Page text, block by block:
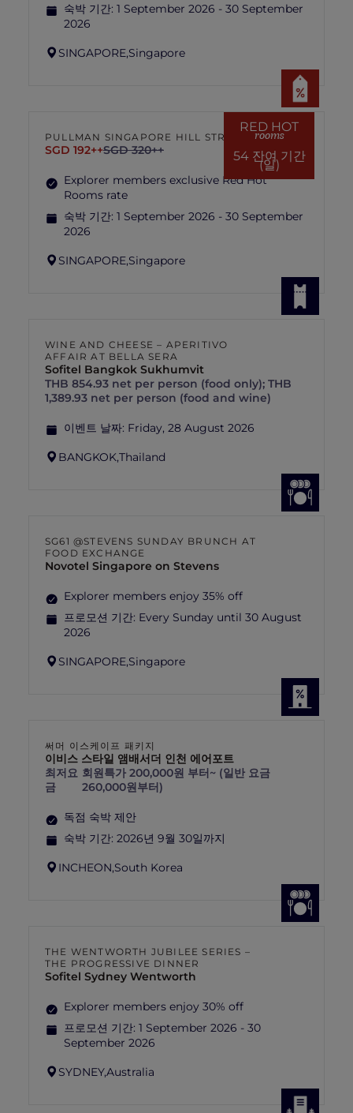
숙박 기간: 1 September 2026 - 30 September
2026
SINGAPORE,Singapore
RED HOT
rooms
54 잔여 기간
(일)
PULLMAN SINGAPORE HILL STREET
SGD 192++SGD 320++
Explorer members exclusive Red Hot
Rooms rate
숙박 기간: 1 September 2026 - 30 September
2026
SINGAPORE,Singapore
WINE AND CHEESE – APERITIVO
AFFAIR AT BELLA SERA
Sofitel Bangkok Sukhumvit
THB 854.93 net per person (food only); THB
1,389.93 net per person (food and wine)
이벤트 날짜: Friday, 28 August 2026
BANGKOK,Thailand
SG61 @STEVENS SUNDAY BRUNCH AT
FOOD EXCHANGE
Novotel Singapore on Stevens
Explorer members enjoy 35% off
프로모션 기간: Every Sunday until 30 August
2026
SINGAPORE,Singapore
써머 이스케이프 패키지
이비스 스타일 앰배서더 인천 에어포트
최저요
금
회원특가 200,000원 부터~ (일반 요금
260,000원부터)
독점 숙박 제안
숙박 기간: 2026년 9월 30일까지
INCHEON,South Korea
THE WENTWORTH JUBILEE SERIES –
THE PROGRESSIVE DINNER
Sofitel Sydney Wentworth
Explorer members enjoy 30% off
프로모션 기간: 1 September 2026 - 30
September 2026
SYDNEY,Australia